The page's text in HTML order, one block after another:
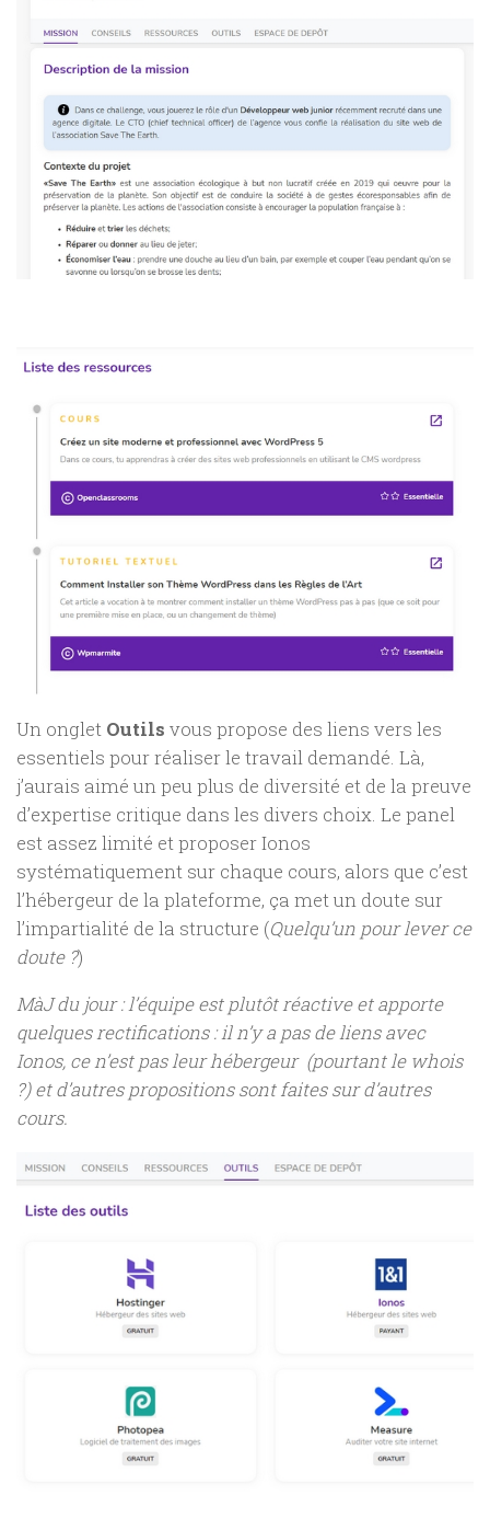
Un onglet Outils vous propose des liens vers les
essentiels pour réaliser le travail demandé. Là,
j’aurais aimé un peu plus de diversité et de la preuve
d’expertise critique dans les divers choix. Le panel
est assez limité et proposer Ionos
systématiquement sur chaque cours, alors que c’est
l’hébergeur de la plateforme, ça met un doute sur
l’impartialité de la structure (Quelqu’un pour lever ce
doute ?)
MàJ du jour : l’équipe est plutôt réactive et apporte
quelques rectifications : il n’y a pas de liens avec
Ionos, ce n’est pas leur hébergeur (pourtant le whois
?) et d’autres propositions sont faites sur d’autres
cours.